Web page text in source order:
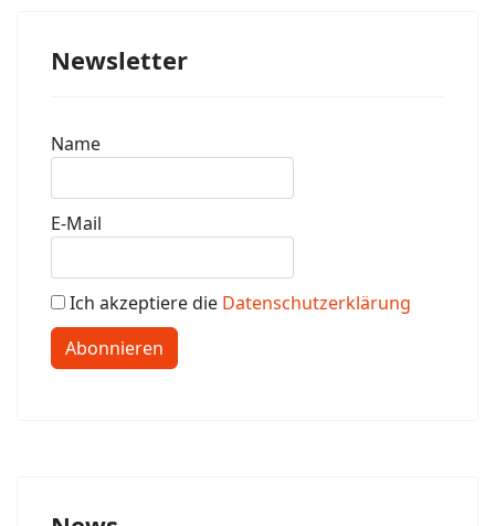
Newsletter
Name
E-Mail
Ich akzeptiere die Datenschutzerklärung
Abonnieren